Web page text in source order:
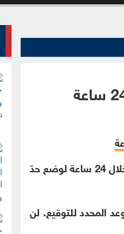
الوقائع الإخباري - استبعدت إيران، السبت، أي توقيع لمذكّرة تفاهم مع الولايات المتحدة خلال 24 ساعة لوضع حدّ
المحدد للتوقيع. لن